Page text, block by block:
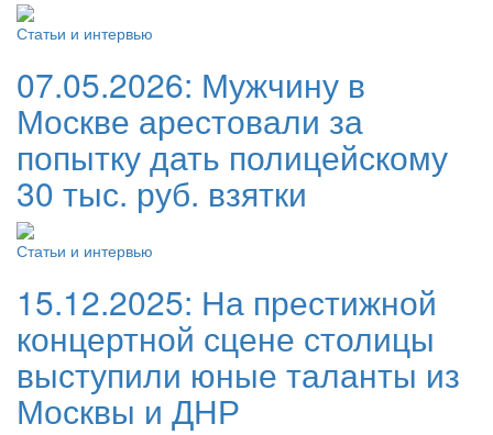
Статьи и интервью
07.05.2026: Мужчину в
Москве арестовали за
попытку дать полицейскому
30 тыс. руб. взятки
Статьи и интервью
15.12.2025: На престижной
концертной сцене столицы
выступили юные таланты из
Москвы и ДНР